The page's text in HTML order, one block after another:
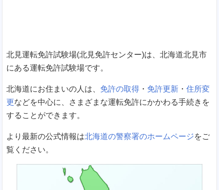
北見運転免許試験場(北見免許センター)は、北海道北見市
にある運転免許試験場です。
北海道にお住まいの人は、 免許の取得 ・ 免許更新 ・ 住所変
更などを中心に、さまざまな運転免許にかかわる手続きを
することができます。
より最新の公式情報は北海道の警察署のホームページをご
覧ください。